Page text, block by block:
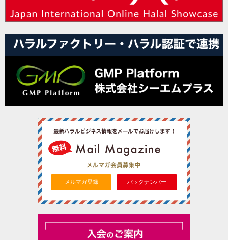
メルマガ登録 バックナンバー